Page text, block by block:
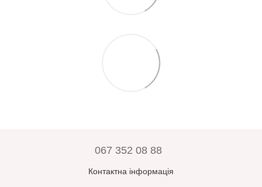
067 352 08 88
Контактна інформація